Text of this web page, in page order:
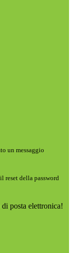
un messaggio
reset della password
posta elettronica!